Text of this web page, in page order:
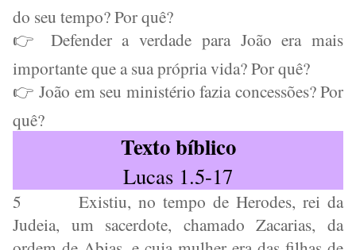
do seu tempo? Por quê?
👉 Defender a verdade para João era mais
importante que a sua própria vida? Por quê?
👉 João em seu ministério fazia concessões? Por
quê?
Texto bíblico
Lucas 1.5-17
5
Existiu, no tempo de Herodes, rei da
Judeia, um sacerdote, chamado Zacarias, da